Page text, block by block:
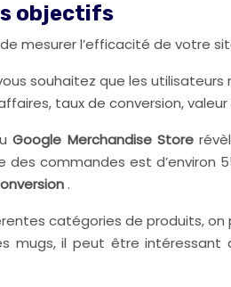
objectifs
mesurer l’efficacité de votre
souhaitez que les
taux de conversion,
Google Merchandise Store
commandes est
.
catégories de produits,
mugs, il peut être